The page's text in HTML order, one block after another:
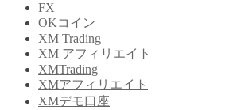
FX
OKコイン
XM Trading
XM アフィリエイト
XMTrading
XMアフィリエイト
XMデモ口座